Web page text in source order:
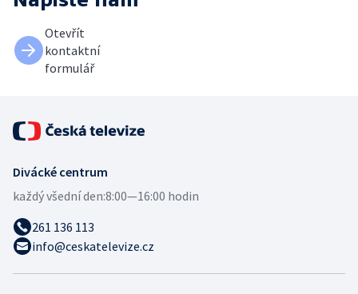
Otevřít
kontaktní
formulář
Divácké centrum
každý všední den:8:00—16:00 hodin
261 136 113
info@ceskatelevize.cz